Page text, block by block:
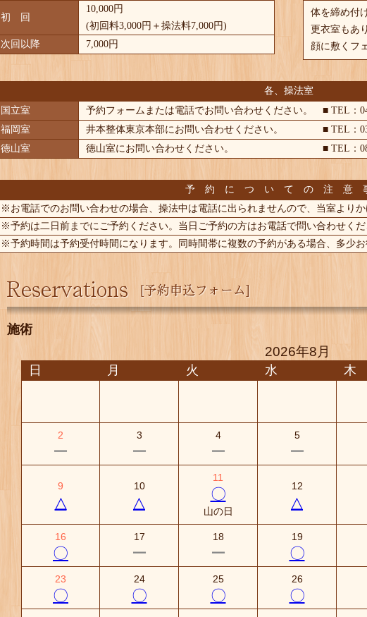
初 回
10,000円
(初回料3,000円＋操法料7,000円)
次回以降
7,000円
体を締め付
更衣室もあ
顔に敷くフ
各、操法室
国立室
予約フォームまたは電話でお問い合わせください。 ■ TEL：
福岡室
井本整体東京本部にお問い合わせください。 ■ TEL：03-
徳山室
徳山室にお問い合わせください。 ■ TEL：
予 約 に つ い て の 注 意
※お電話でのお問い合わせの場合、操法中は電話に出られませんので、当室よりか
※予約は二日前までにご予約ください。当日ご予約の方はお電話で問い合わせくだ
※予約時間は予約受付時間になります。同時間帯に複数の予約がある場合、多少お
施術
2026年8月
日 月 火 水 木
2
ー
3
ー
4
ー
5
ー
9
△
10
△
11
〇
山の日
12
△
16
〇
17
ー
18
ー
19
〇
23
〇
24
〇
25
〇
26
〇